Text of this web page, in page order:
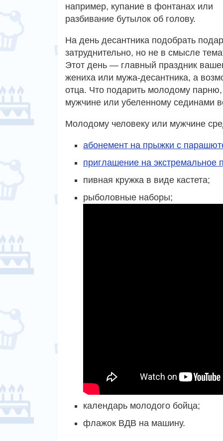
например, купание в фонтанах или
разбивание бутылок об голову.
На день десантника подобрать
затруднительно, но не в смысле
Этот день — главный праздник
жениха или мужа-десантника, а
отца. Что подарить молодому
мужчине или убеленному сединами
Молодому человеку или мужчине
абонемент на прыжки с
приглашение на экстремальное
пивная кружка в виде кастета;
рыболовные наборы;
календарь молодого бойца;
флажок ВДВ на машину.